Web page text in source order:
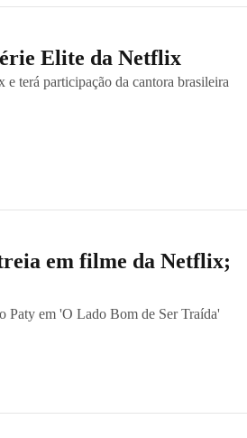
Elite da Netflix
terá participação da cantora brasileira
em filme da Netflix;
Paty em 'O Lado Bom de Ser Traída'